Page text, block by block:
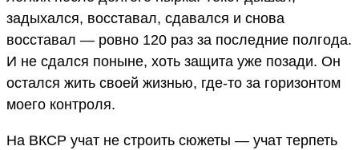
задыхался, восставал, сдавался и снова
восставал — ровно 120 раз за последние полгода.
И не сдался поныне, хоть защита уже позади. Он
остался жить своей жизнью, где-то за горизонтом
моего контроля.
На ВКСР учат не строить сюжеты — учат терпеть